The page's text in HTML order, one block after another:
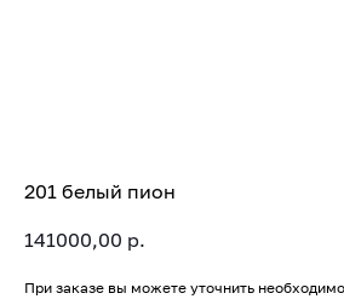
201 белый пион
141000,00 р.
При заказе вы можете уточнить